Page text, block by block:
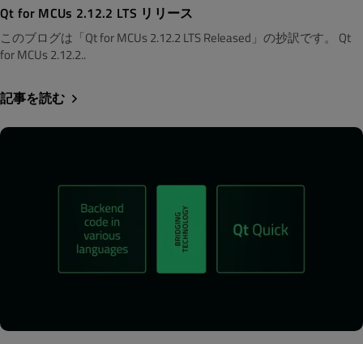
Qt for MCUs 2.12.2 LTS リリース
このブログは「Qt for MCUs 2.12.2 LTS Released」の抄訳です。 Qt
for MCUs 2.12.2..
記事を読む